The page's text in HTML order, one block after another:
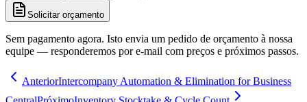
Solicitar orçamento
Sem pagamento agora. Isto envia um pedido de orçamento à nossa
equipe — responderemos por e-mail com preços e próximos passos.
AnteriorIntercompany Automation & Elimination for Business